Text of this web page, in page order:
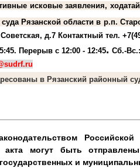
исковые заявления,
Рязанской области в р.п.
д.7 Контактный тел.
Перерыв с 12:00 - 12:45. Сб.-
в Рязанский районный
могут быть
и